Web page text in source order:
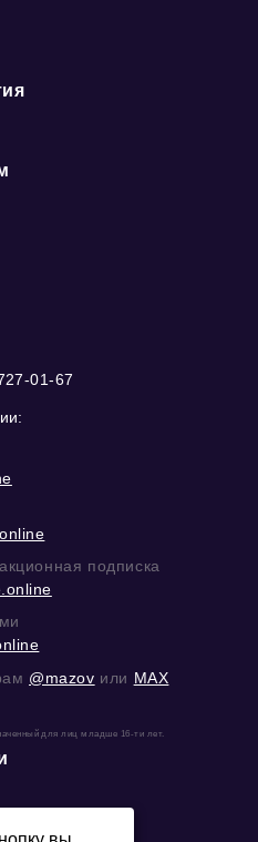
01-67
подписка
@mazov или MAX
для лиц младше 16-ти лет.